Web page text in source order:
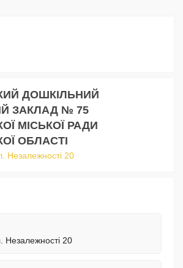
ДОШКІЛЬНИЙ
ЗАКЛАД № 75
МІСЬКОЇ РАДИ
ОБЛАСТІ
Незалежності 20
Незалежності 20